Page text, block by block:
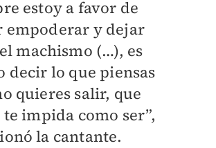
estoy a favor de
empoderar y dejar
machismo (…), es
decir lo que piensas
quieres salir, que
impida como ser”,
la cantante.